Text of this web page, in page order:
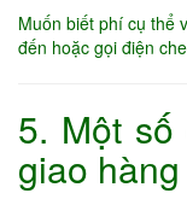
Muốn biết phí cụ thể
đến hoặc gọi điện
5. Một
giao hàng